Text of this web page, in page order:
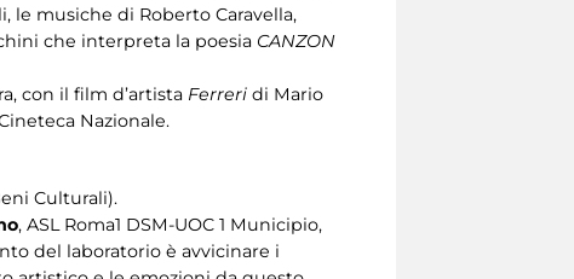
le musiche di Roberto Caravella,
che interpreta la poesia CANZON
con il film d’artista Ferreri di Mario
Nazionale.
Culturali).
, ASL Roma1 DSM-UOC 1 Municipio,
del laboratorio è avvicinare i